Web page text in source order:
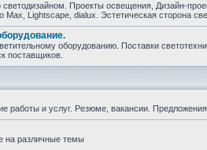
светодизайном. Проекты освещения, Дизайн-
Max, Lightscape, dialux. Эстетическая сторона
оборудованию. Поставки
поставщиков.
работы и услуг. Резюме, вакансии.
на различные темы